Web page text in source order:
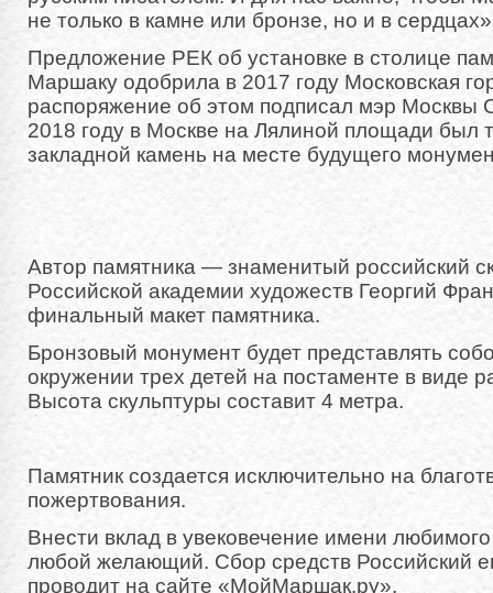
не только в камне или бронзе, но и в
Предложение РЕК об установке в столице
Маршаку одобрила в 2017 году Московская
распоряжение об этом подписал мэр Москвы
2018 году в Москве на Лялиной площади был
закладной камень на месте будущего
Автор памятника — знаменитый российский
Российской академии художеств Георгий
финальный макет памятника.
Бронзовый монумент будет представлять
окружении трех детей на постаменте в виде
Высота скульптуры составит 4 метра.
Памятник создается исключительно на
пожертвования.
Внести вклад в увековечение имени
любой желающий. Сбор средств Российский
проводит на сайте «МойМаршак.ру».